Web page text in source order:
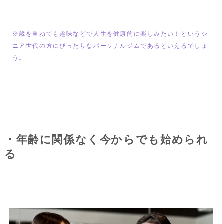
※歳を重ねても趣味などで人生を健康的に楽しみたい！というシ
ニア世代の方にぴったりなパーソナルジムであるといえるでしょ
う。
・年齢に関係なく今からでも始められ
る